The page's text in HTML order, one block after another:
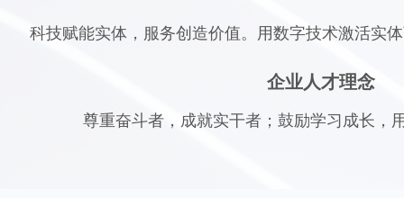
科技赋能实体，服务创造价值。用数字技术激活实
企业人才理念
尊重奋斗者，成就实干者；鼓励学习成长，